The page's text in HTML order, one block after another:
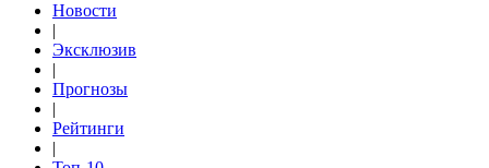
Новости
|
Эксклюзив
|
Прогнозы
|
Рейтинги
|